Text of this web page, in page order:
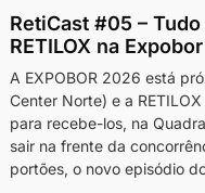
RetiCast #05 –
RETILOX na
A EXPOBOR 2026 está
Center Norte) e a
para recebe-los, na
sair na frente da
portões, o novo episódio